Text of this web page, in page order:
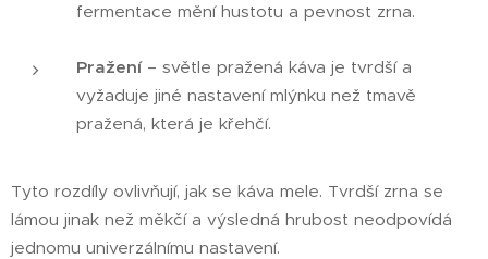
fermentace mění hustotu a pevnost zrna.
Pražení– světle pražená káva je tvrdší a
vyžaduje jiné nastavení mlýnku než tmavě
pražená, která je křehčí.
Tyto rozdíly ovlivňují, jak se káva mele. Tvrdší zrna se
lámou jinak než měkčí a výsledná hrubost neodpovídá
jednomu univerzálnímu nastavení.